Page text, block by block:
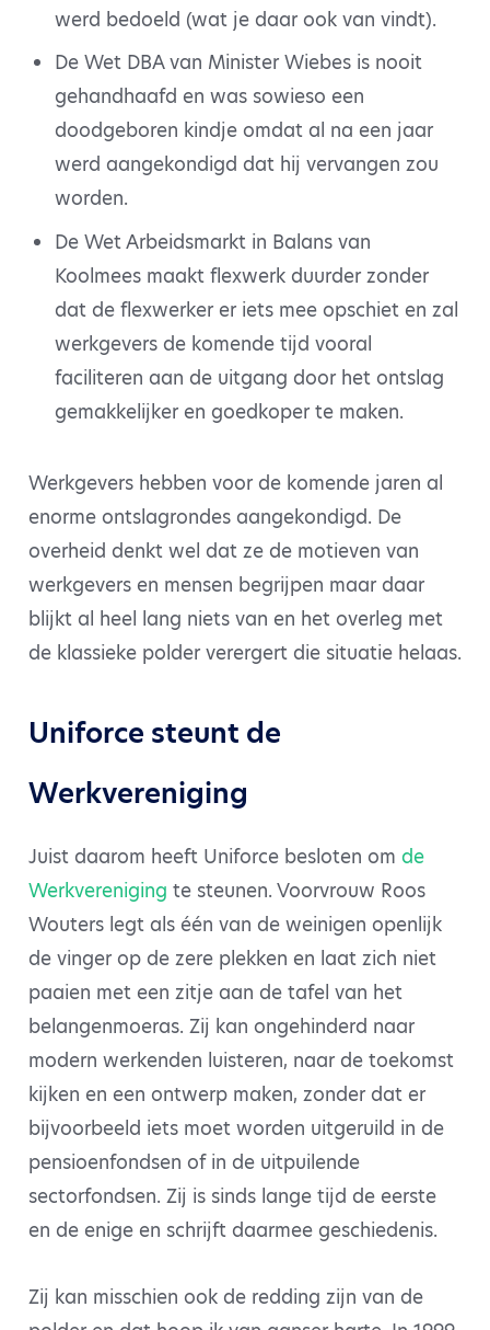
werd bedoeld (wat je daar ook van vindt).
De Wet DBA van Minister Wiebes is nooit
gehandhaafd en was sowieso een
doodgeboren kindje omdat al na een jaar
werd aangekondigd dat hij vervangen zou
worden.
De Wet Arbeidsmarkt in Balans van
Koolmees maakt flexwerk duurder zonder
dat de flexwerker er iets mee opschiet en zal
werkgevers de komende tijd vooral
faciliteren aan de uitgang door het ontslag
gemakkelijker en goedkoper te maken.
Werkgevers hebben voor de komende jaren al
enorme ontslagrondes aangekondigd. De
overheid denkt wel dat ze de motieven van
werkgevers en mensen begrijpen maar daar
blijkt al heel lang niets van en het overleg met
de klassieke polder verergert die situatie helaas.
Uniforce steunt de
Werkvereniging
Juist daarom heeft Uniforce besloten om de
Werkvereniging te steunen. Voorvrouw Roos
Wouters legt als één van de weinigen openlijk
de vinger op de zere plekken en laat zich niet
paaien met een zitje aan de tafel van het
belangenmoeras. Zij kan ongehinderd naar
modern werkenden luisteren, naar de toekomst
kijken en een ontwerp maken, zonder dat er
bijvoorbeeld iets moet worden uitgeruild in de
pensioenfondsen of in de uitpuilende
sectorfondsen. Zij is sinds lange tijd de eerste
en de enige en schrijft daarmee geschiedenis.
Zij kan misschien ook de redding zijn van de